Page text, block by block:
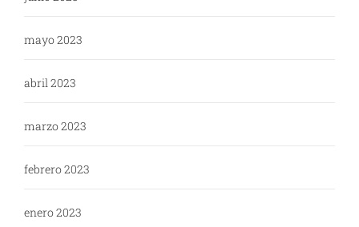
mayo 2023
abril 2023
marzo 2023
febrero 2023
enero 2023